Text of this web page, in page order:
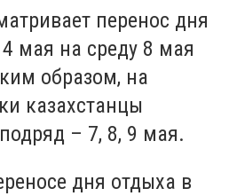
перенос дня
мая на среду 8 мая
образом, на
казахстанцы
– 7, 8, 9 мая.
дня отдыха в